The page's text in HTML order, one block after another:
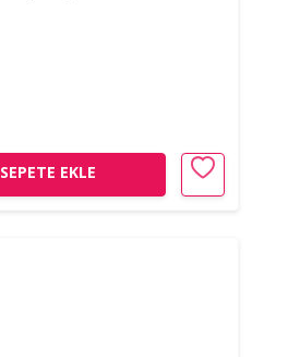
SEPETE EKLE